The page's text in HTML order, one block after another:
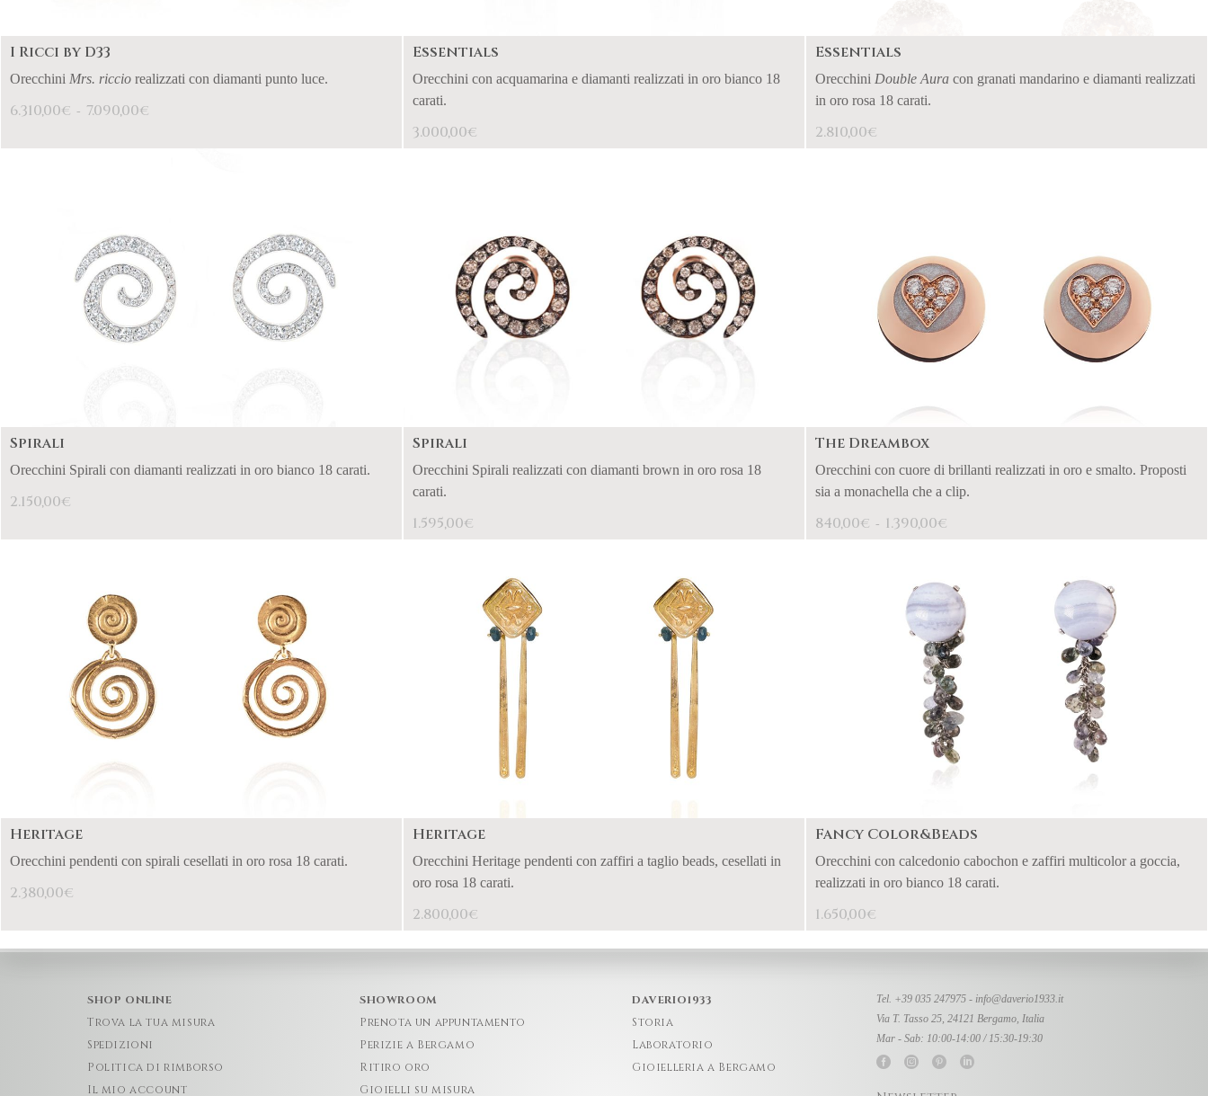
I Ricci by D33
Orecchini Mrs. riccio realizzati con diamanti punto luce.
6.310,00€ - 7.090,00€
Essentials
Orecchini con acquamarina e diamanti realizzati in oro bianco 18
carati.
3.000,00€
Essentials
Orecchini Double Aura con granati mandarino e diamanti realizzati
in oro rosa 18 carati.
2.810,00€
Spirali
Orecchini Spirali con diamanti realizzati in oro bianco 18 carati.
2.150,00€
Spirali
Orecchini Spirali realizzati con diamanti brown in oro rosa 18
carati.
1.595,00€
The Dreambox
Orecchini con cuore di brillanti realizzati in oro e smalto. Proposti
sia a monachella che a clip.
840,00€ - 1.390,00€
Heritage
Orecchini pendenti con spirali cesellati in oro rosa 18 carati.
2.380,00€
Heritage
Orecchini Heritage pendenti con zaffiri a taglio beads, cesellati in
oro rosa 18 carati.
2.800,00€
Fancy Color&Beads
Orecchini con calcedonio cabochon e zaffiri multicolor a goccia,
realizzati in oro bianco 18 carati.
1.650,00€
SHOP ONLINE
Trova la tua misura
Spedizioni
Politica di rimborso
Il mio account
SHOWROOM
Prenota un appuntamento
Perizie a Bergamo
Ritiro oro
Gioielli su misura
DAVERIO1933
Storia
Laboratorio
Gioielleria a Bergamo
Tel. +39 035 247975 - info@daverio1933.it
Via T. Tasso 25, 24121 Bergamo, Italia
Mar - Sab: 10:00-14:00 / 15:30-19:30